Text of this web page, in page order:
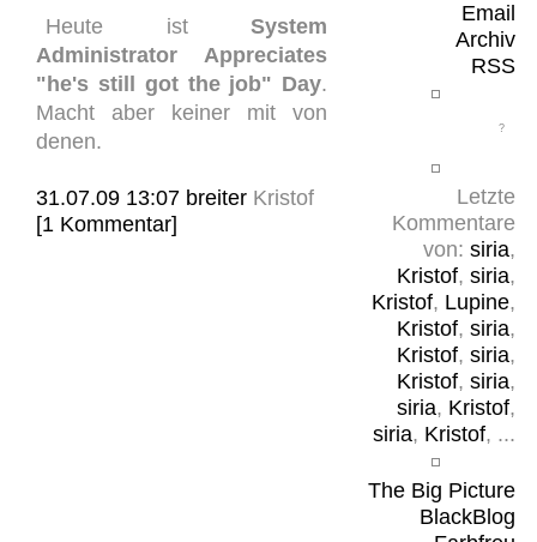
Email
Archiv
RSS
Letzte
Kommentare
von: siria,
Kristof, siria,
Kristof, Lupine,
Kristof, siria,
Kristof, siria,
Kristof, siria,
siria, Kristof,
siria, Kristof, ...
The Big Picture
BlackBlog
Heute istSystem
Administrator Appreciates
"he's still got the job" Day.
Macht aber keiner mit von
denen.
31.07.09 13:07 breiter Kristof
[1 Kommentar]